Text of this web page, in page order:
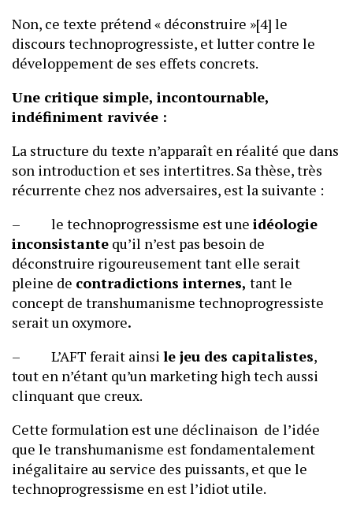
Non, ce texte prétend « déconstruire »[4] le
discours technoprogressiste, et lutter contre le
développement de ses effets concrets.
Une critique simple, incontournable,
indéfiniment ravivée :
La structure du texte n’apparaît en réalité que dans
son introduction et ses intertitres. Sa thèse, très
récurrente chez nos adversaires, est la suivante :
– le technoprogressisme est une idéologie
inconsistante qu’il n’est pas besoin de
déconstruire rigoureusement tant elle serait
pleine de contradictions internes, tant le
concept de transhumanisme technoprogressiste
serait un oxymore.
– L’AFT ferait ainsi le jeu des capitalistes,
tout en n’étant qu’un marketing high tech aussi
clinquant que creux.
Cette formulation est une déclinaison de l’idée
que le transhumanisme est fondamentalement
inégalitaire au service des puissants, et que le
technoprogressisme en est l’idiot utile.